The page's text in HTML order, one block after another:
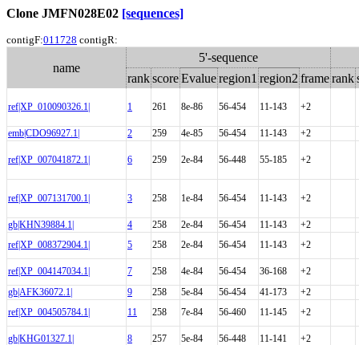
Clone JMFN028E02 [sequences]
contigF:011728 contigR:
name
5'-sequence
rankscoreEvalueregion1 region2 framerank
ref|XP_010090326.1| 1 261 8e-86 56-454 11-143 +2
emb|CDO96927.1| 2 259 4e-85 56-454 11-143 +2
ref|XP_007041872.1| 6 259 2e-84 56-448 55-185 +2
ref|XP_007131700.1| 3 258 1e-84 56-454 11-143 +2
gb|KHN39884.1| 4 258 2e-84 56-454 11-143
+2
ref|XP_008372904.1|
5 258 2e-84 56-454 11-143 +2
ref|XP_004147034.1| 7 258 4e-84 56-454 36-168
+2
gb|AFK36072.1|
9 258 5e-84 56-454 41-173
+2
ref|XP_004505784.1|
11 258 7e-84 56-460 11-145 +2
gb|KHG01327.1| 8 257 5e-84 56-448 11-141 +2